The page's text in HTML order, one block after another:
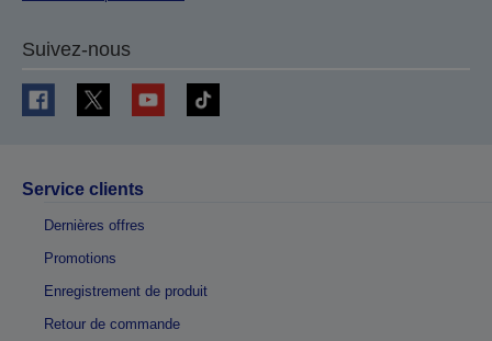
Suivez-nous
Service clients
Dernières offres
Promotions
Enregistrement de produit
Retour de commande